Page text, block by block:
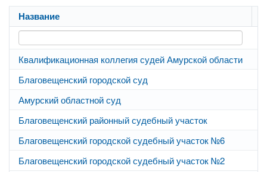
Название
Квалификационная коллегия судей Амурской области
Благовещенский городской суд
Амурский областной суд
Благовещенский районный судебный участок
Благовещенский городской судебный участок №6
Благовещенский городской судебный участок №2